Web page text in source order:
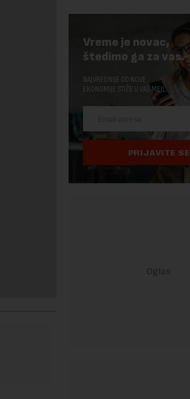
Vreme je novac,
štedimo ga za vas.
NAJVREDNIJE OD NOVE
EKONOMIJE STIŽE U VAŠ MEJL.
PRIJAVITE SE